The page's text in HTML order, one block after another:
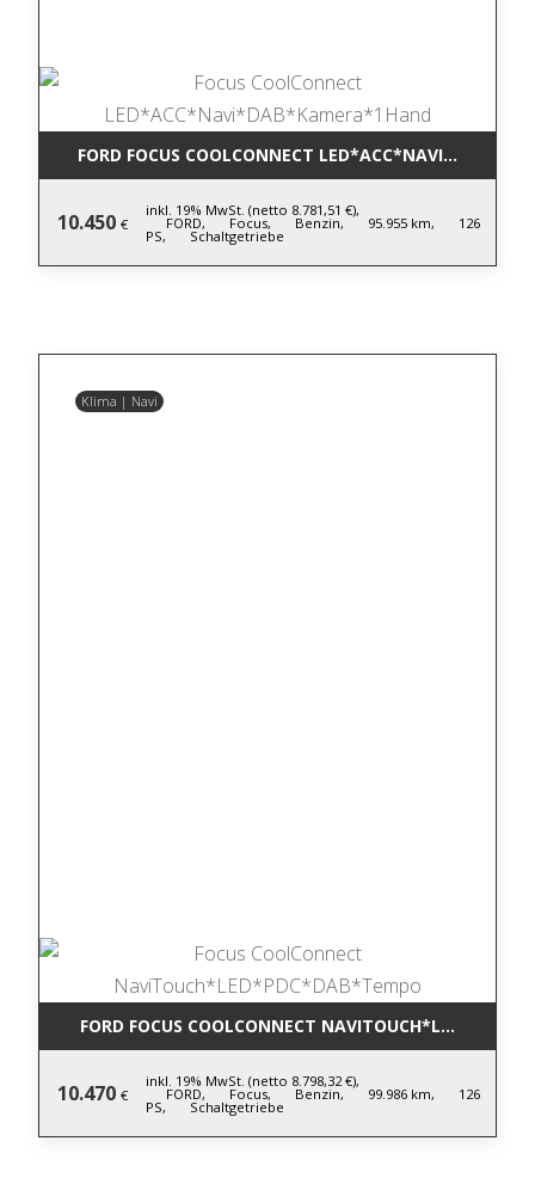
FORD FOCUS COOLCONNECT
10.450 €
inkl. 19% MwSt. (netto 8.781,51 €),
FORD, Focus, Benzin, 95.955 km, 126
PS, Schaltgetriebe
Klima | Navi
FORD FOCUS COOLCONNECT
10.470 €
inkl. 19% MwSt. (netto 8.798,32 €),
FORD, Focus, Benzin, 99.986 km, 126
PS, Schaltgetriebe